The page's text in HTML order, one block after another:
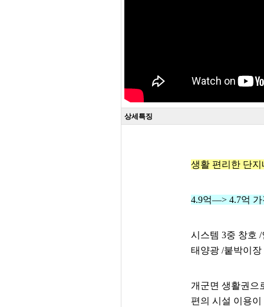
상세특징
생활 편리한 단
4.9억—> 4.7억
시스템 3중 창호
태양광 /붙박이
개군면 생활권으
편의 시설 이용